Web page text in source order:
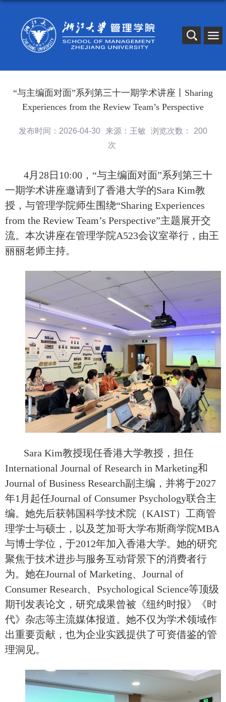
“与主编面对面”系列第三十一期学术讲座丨Sharing
Experiences from the Review Team’s Perspective
发布时间：2026-04-30 来源：王敏 浏览次数：
200
次
4月 28日10:00，“与主编面对面”系列第三十
一期学术讲座邀请到了香港大学的Sara Kim教
授，与管理学院师生围绕“Sharing Experiences
from the Review Team’s Perspective”主题展开交
流。本次讲座在管理学院A523会议室举行，由王
丽丽老师主持。
Sara Kim教授现任香港大学教授，担任
International Journal of Research in Marketing和
Journal of Business Research副主编，并将于2027
年1月起任Journal of Consumer Psychology联合主
编。她先后获韩国科学技术院（KAIST）工商管
理学士与硕士，以及芝加哥大学布斯商学院MBA
与博士学位，于2012年加入香港大学。她的研究
聚焦于技术进步与服务互动背景下的消费者行
为。她在Journal of Marketing、Journal of
Consumer Research、Psychological Science等顶级
期刊发表论文，研究成果曾被《纽约时报》《时
代》杂志等主流媒体报道。她不仅为学术领域作
出重要贡献，也为企业实践提供了可资借鉴的管
理洞见。